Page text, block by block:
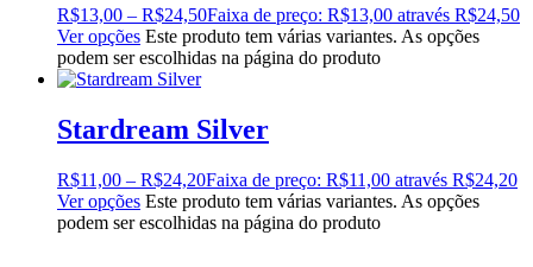
R$13,00 – R$24,50Faixa de preço: R$13,00 através R$24,50
Ver opções Este produto tem várias variantes. As opções
podem ser escolhidas na página do produto
Stardream Silver
R$11,00 – R$24,20Faixa de preço: R$11,00 através R$24,20
Ver opções Este produto tem várias variantes. As opções
podem ser escolhidas na página do produto